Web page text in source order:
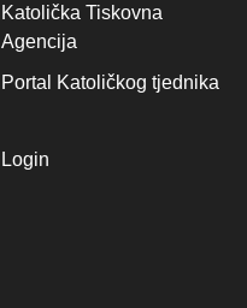
Katolička Tiskovna
Agencija
Portal Katoličkog tjednika
Login